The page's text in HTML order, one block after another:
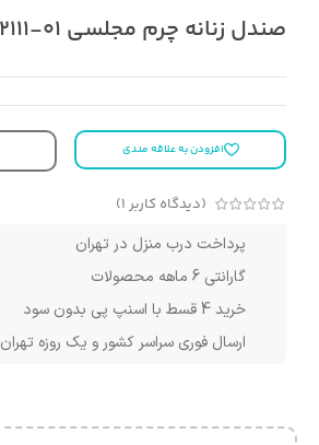
صندل زنانه چرم مجلسی mrc2111-01
افزودن به علاقه مندی
(دیدگاه کاربر 1
)
پرداخت درب منزل در تهران
گارانتی 6 ماهه محصولات
خرید 4 قسط با اسنپ پی بدون سود
ارسال فوری سراسر کشور و یک روزه تهران